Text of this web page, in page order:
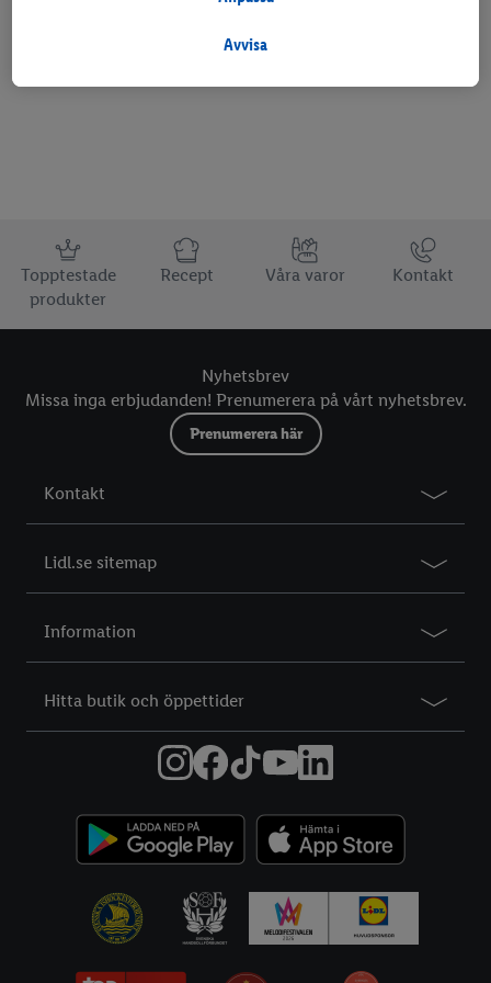
Information
Topptestade
produkter
Recept Våra varor Kontakt
Nyhetsbrev
Missa inga erbjudanden! Prenumerera på vårt nyhetsbrev.
Prenumerera här
Kontakt
Lidl.se sitemap
Information
Hitta butik och öppettider
ytterligare information om personuppgiftsbehandling.
Avvisa